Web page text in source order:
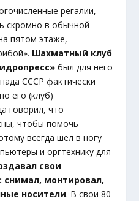
регалии,
скромно в обычной
пятом этаже,
Шахматный клуб
был для него
СССР фактически
его (клуб)
говорил, что
чтобы помочь
всегда шёл в ногу
и оргтехнику для
свои
снимал, монтировал,
носители. В свои 80